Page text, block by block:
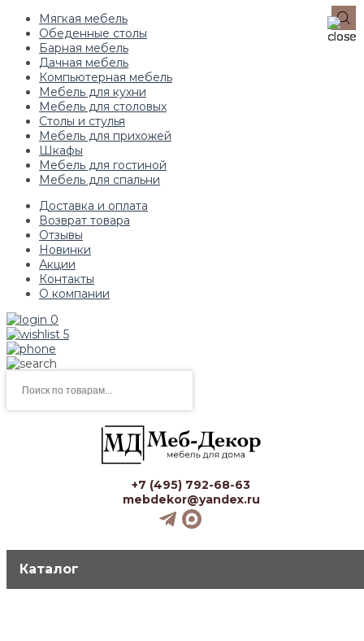
Мягкая мебель
Обеденные столы
Барная мебель
Дачная мебель
Компьютерная мебель
Мебель для кухни
Мебель для столовых
Столы и стулья
Мебель для прихожей
Шкафы
Мебель для гостиной
Мебель для спальни
Доставка и оплата
Возврат товара
Отзывы
Новинки
Акции
Контакты
О компании
0
5
товаров
+7 (495) 792-68-63
mebdekor@yandex.ru
Каталог